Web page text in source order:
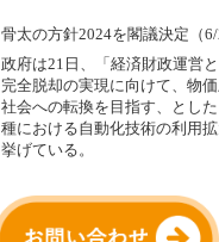
骨太の方針2024を閣議決定（
政府は21日、「経済財政運営
完全脱却の実現に向けて、物
社会への転換を目指す、とし
種における自動化技術の利用
挙げている。